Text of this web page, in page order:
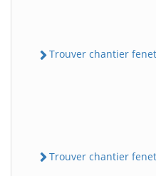
Trouver chantier
Trouver chantier